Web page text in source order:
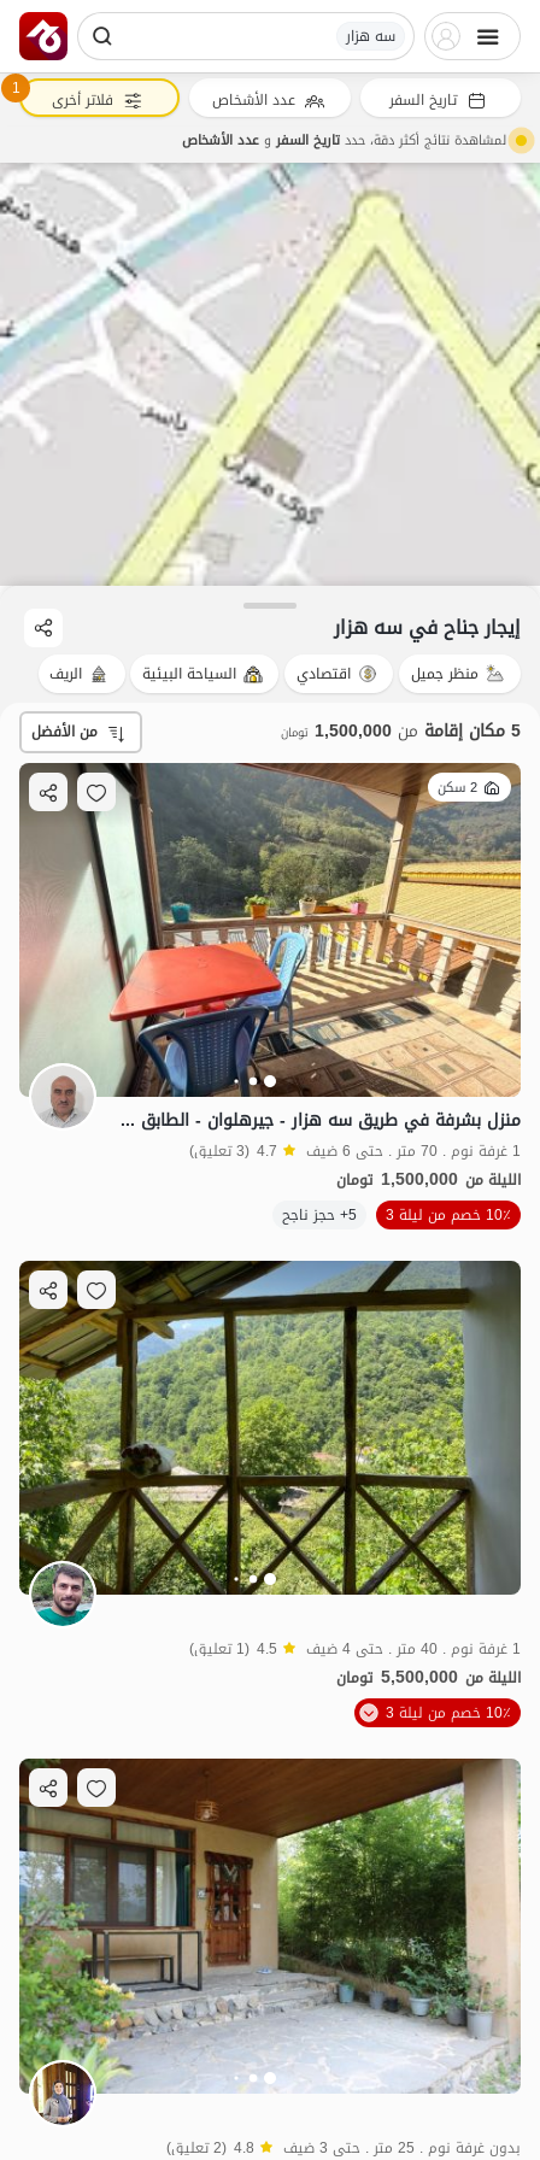
سه هزار
1.5مليون ت 4.7
إيجار جناح في سه هزار
منظر جميل اقتصادي السياحة البيئية الريف
5 مكان إقامة من 1,500,000 تومان من الأفضل
2 سكن
منزل بشرفة في طريق سه هزار - جيرهلوان - الطابق الثالث
1 غرفة نوم . 70 متر . حتى 6 ضيف 4.7 (3 تعليق)
الليلة من 1,500,000 تومان
10٪ خصم من ليلة 3
5+ حجز ناجح
1 غرفة نوم . 40 متر . حتى 4 ضيف 4.5 (1 تعليق)
الليلة من 5,500,000 تومان
10٪ خصم من ليلة 3
بدون غرفة نوم . 25 متر . حتى 3 ضيف 4.8 (2 تعليق)
تاريخ السفر عدد الأشخاص 1 فلاتر أخرى
لمشاهدة نتائج أكثر دقة، حددتاريخ السفروعدد الأشخاص